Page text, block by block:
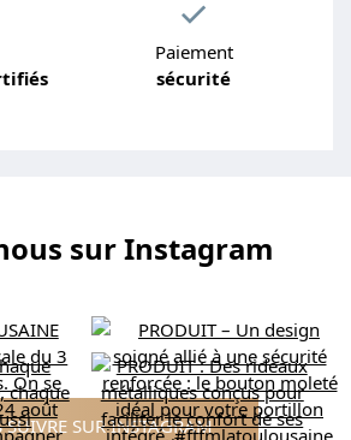
Paiement
sécurité
sur Instagram
SUR INSTAGRAM